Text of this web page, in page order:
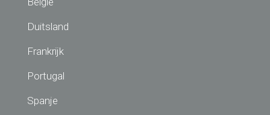
Duitsland
Frankrijk
Portugal
Spanje